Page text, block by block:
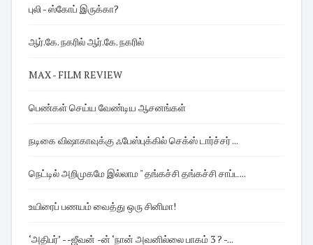
புலி - ஸ்கோப் இருக்கா?
ஆர்.கே. நகரில் ஆர்.கே. நகரில்
MAX - FILM REVIEW
பெண்கள் செய்ய வேண்டிய ஆசனங்கள்
நடிகை விஷாகாவுக்கு ஃபேஸ்புக்கில் செக்ஸ் டார்ச்சர் ...
நெட்டில் அறிமுகமே இல்லாம " தங்கச்சி தங்கச்சி சாப்ட...
உயிரைப் பணயம் வைத்து ஒரு சினிமா!
‘அதிபர்’ - -ஜீவன் -ன் ‘நான் அவனில்லை பாகம் 3 ? -...